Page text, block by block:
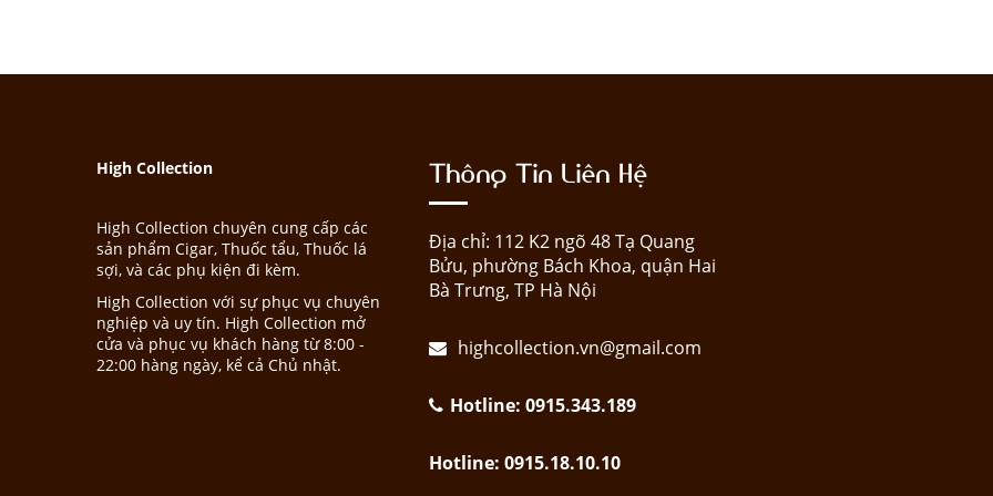
High Collection
High Collection chuyên cung cấp các
sản phẩm Cigar, Thuốc tẩu, Thuốc lá
sợi, và các phụ kiện đi kèm.
High Collection với sự phục vụ chuyên
nghiệp và uy tín. High Collection mở
cửa và phục vụ khách hàng từ 8:00 -
22:00 hàng ngày, kể cả Chủ nhật.
Thông Tin Liên Hệ
Địa chỉ: 112 K2 ngõ 48 Tạ Quang
Bửu, phường Bách Khoa, quận Hai
Bà Trưng, TP Hà Nội
highcollection.vn@gmail.com
Hotline: 0915.343.189
Hotline: 0915.18.10.10